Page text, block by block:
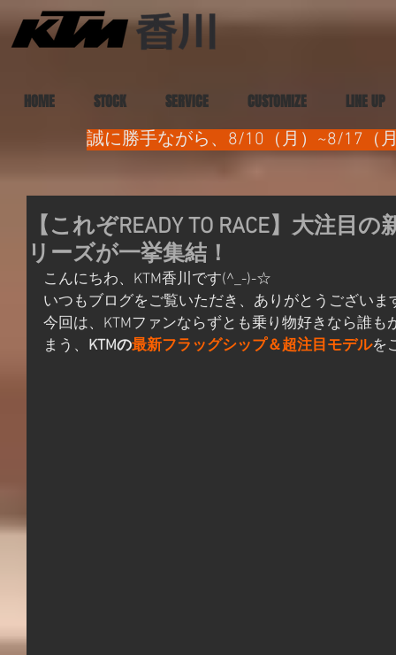
HOME STOCK SERVICE CUSTOMIZE LINE UP
誠に勝手ながら、8/10（月）~8/17（
【これぞREADY TO RACE】大注目
リーズが一挙集結！
こんにちわ、KTM香川です(^_-)-☆
いつもブログをご覧いただき、ありがとうございま
今回は、KTMファンならずとも乗り物好きなら誰
まう、 KTMの最新フラッグシップ＆超注目モデルを